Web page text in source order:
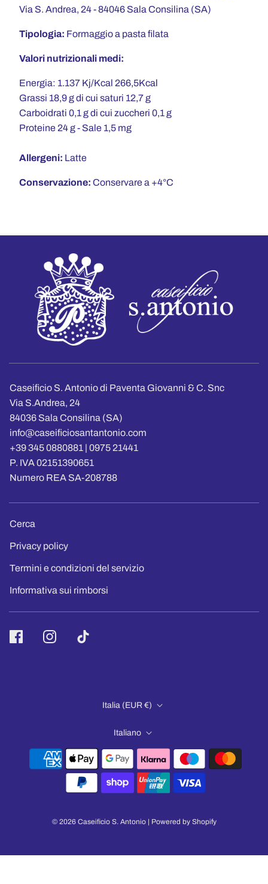
Via S. Andrea, 24 - 84046 Sala Consilina (SA)
Tipologia: Formaggio a pasta filata
Valori nutrizionali medi:
Energia: 1.137 Kj/Kcal 266,5Kcal
Grassi 18,9 g di cui saturi 12,7 g
Carboidrati 0,1 g di cui zuccheri 0,1 g
Proteine 24 g - Sale 1,5 mg
Allergeni: Latte
Conservazione: Conservare a +4°C
Caseificio S. Antonio di Paventa Giovanni & C. Snc
Via S.Andrea, 24
84036 Sala Consilina (SA)
info@caseificiosantantonio.com
+39 345 0880881 | 0975 21441
P. IVA 02151390651
Numero REA SA-208788
Cerca
Privacy policy
Termini e condizioni del servizio
Informativa sui rimborsi
Italia (EUR €)
Italiano
© 2026 Caseificio S. Antonio| Powered by Shopify